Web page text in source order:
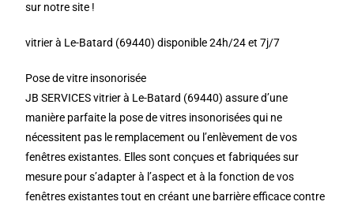
sur notre site !
vitrier à Le-Batard (69440) disponible 24h/24 et 7j/7
Pose de vitre insonorisée
JB SERVICES vitrier à Le-Batard (69440) assure d’une
manière parfaite la pose de vitres insonorisées qui ne
nécessitent pas le remplacement ou l’enlèvement de vos
fenêtres existantes. Elles sont conçues et fabriquées sur
mesure pour s’adapter à l’aspect et à la fonction de vos
fenêtres existantes tout en créant une barrière efficace contre